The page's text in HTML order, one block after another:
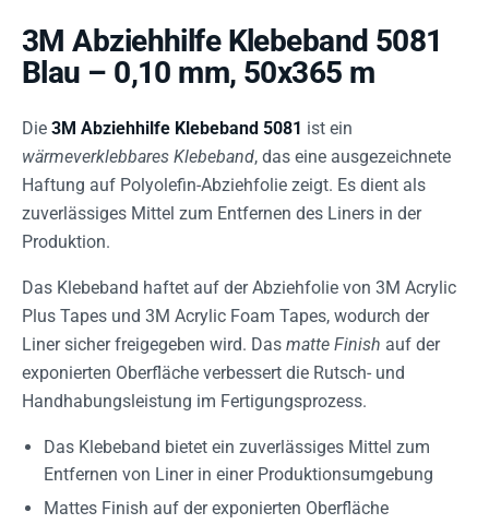
3M Abziehhilfe Klebeband 5081
Blau – 0,10 mm, 50x365 m
Die 3M Abziehhilfe Klebeband 5081 ist ein
wärmeverklebbares Klebeband, das eine ausgezeichnete
Haftung auf Polyolefin-Abziehfolie zeigt. Es dient als
zuverlässiges Mittel zum Entfernen des Liners in der
Produktion.
Das Klebeband haftet auf der Abziehfolie von 3M Acrylic
Plus Tapes und 3M Acrylic Foam Tapes, wodurch der
Liner sicher freigegeben wird. Das matte Finish auf der
exponierten Oberfläche verbessert die Rutsch- und
Handhabungsleistung im Fertigungsprozess.
Das Klebeband bietet ein zuverlässiges Mittel zum
Entfernen von Liner in einer Produktionsumgebung
Mattes Finish auf der exponierten Oberfläche